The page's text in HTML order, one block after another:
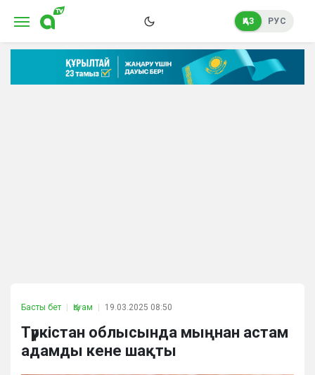
ҚАЗ РУС
Басты бет Қоғам 19.03.2025 08:50
Түркістан облысында мыңнан астам
адамды кене шақты